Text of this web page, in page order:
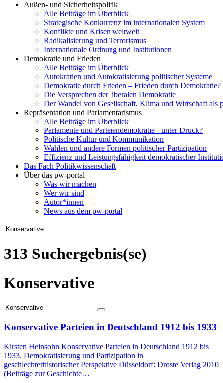
Außen- und Sicherheitspolitik
Alle Beiträge im Überblick
Strategische Konkurrenz im internationalen System
Konflikte und Krisen weltweit
Radikalisierung und Terrorismus
Internationale Ordnung und Institutionen
Demokratie und Frieden
Alle Beiträge im Überblick
Autokratien und Autokratisierung politischer Systeme
Demokratie durch Frieden – Frieden durch Demokratie?
Die Versprechen der liberalen Demokratie
Der Wandel von Gesellschaft, Klima und Wirtschaft als
Repräsentation und Parlamentarismus
Alle Beiträge im Überblick
Parlamente und Parteiendemokratie - unter Druck?
Politische Kultur und Kommunikation
Wahlen und andere Formen politischer Partizipation
Effizienz und Leistungsfähigkeit demokratischer
Das Fach Politikwissenschaft
Über das pw-portal
Was wir machen
Wer wir sind
Autor*innen
News aus dem pw-portal
313 Suchergebnis(se)
Konservative
Konservative Parteien in Deutschland 1912 bis 1933
Kirsten Heinsohn Konservative Parteien in Deutschland 1912 bis
1933. Demokratisierung und Partizipation in
geschlechterhistorischer Perspektive Düsseldorf: Droste Verlag 2010
(Beiträge zur Geschichte…